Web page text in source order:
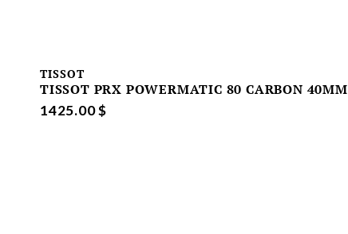
TISSOT
TISSOT PRX POWERMATIC 80 CARBON 40MM
1425.00 $